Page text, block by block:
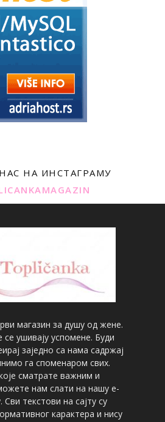
НА ИНСТАГРАМУ
магазин за душу од жене.
ушивају успомене. Буди
заједно са нама садржај
га споменаром свих.
сматрате важним и
нам слати на нашу е-
Сви текстови на сајту су
карактера и нису